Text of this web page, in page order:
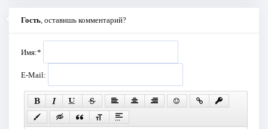
Гость, оставишь комментарий?
Имя:*
E-Mail: